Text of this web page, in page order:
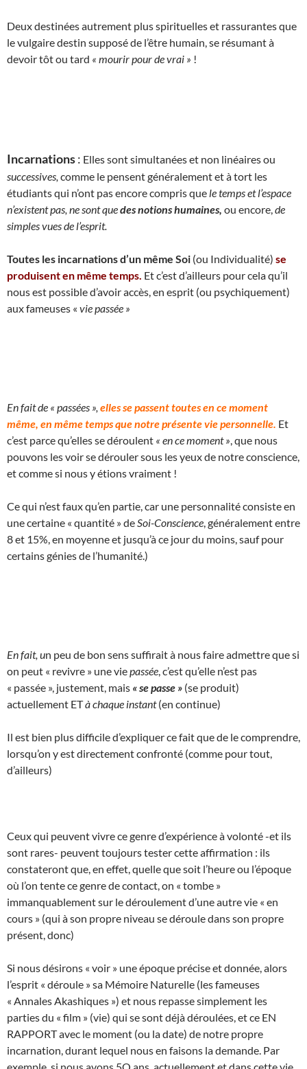
Deux destinées autrement plus spirituelles et rassurantes que
le vulgaire destin supposé de l’être humain, se résumant à
devoir tôt ou tard « mourir pour de vrai » !
Incarnations: Elles sont simultanées et non linéaires ou
successives, comme le pensent généralement et à tort les
étudiants qui n’ont pas encore compris que le temps et l’espace
n’existent pas, ne sont quedes notions humaines, ou encore, de
simples vues de l’esprit.
Toutes les incarnations d’un même Soi (ou Individualité) se
produisent en même temps. Et c’est d’ailleurs pour cela qu’il
nous est possible d’avoir accès, en esprit (ou psychiquement)
aux fameuses « vie passée »
En fait de « passées », elles se passent toutes en ce moment
même, en même temps que notre présente vie personnelle. Et
c’est parce qu’elles se déroulent « en ce moment » , que nous
pouvons les voir se dérouler sous les yeux de notre conscience,
et comme si nous y étions vraiment !
Ce qui n’est faux qu’en partie, car une personnalité consiste en
une certaine « quantité » de Soi-Conscience , généralement entre
8 et 15%, en moyenne et jusqu’à ce jour du moins, sauf pour
certains génies de l’humanité.)
En fait, un peu de bon sens suffirait à nous faire admettre que si
on peut « revivre » une viepassée , c’est qu’elle n’est pas
« passée », justement, mais « se passe » (se produit)
actuellement ETà chaque instant(en continue)
Il est bien plus difficile d’expliquer ce fait que de le comprendre,
lorsqu’on y est directement confronté (comme pour tout,
d’ailleurs)
Ceux qui peuvent vivre ce genre d’expérience à volonté -et ils
sont rares- peuvent toujours tester cette affirmation : ils
constateront que, en effet, quelle que soit l’heure ou l’époque
où l’on tente ce genre de contact, on « tombe »
immanquablement sur le déroulement d’une autre vie « en
cours » (qui à son propre niveau se déroule dans son propre
présent, donc)
Si nous désirons « voir » une époque précise et donnée, alors
l’esprit « déroule » sa Mémoire Naturelle (les fameuses
« Annales Akashiques ») et nous repasse simplement les
parties du « film » (vie) qui se sont déjà déroulées, et ce EN
RAPPORT avec le moment (ou la date) de notre propre
incarnation, durant lequel nous en faisons la demande. Par
exemple, si nous avons 5O ans, actuellement et dans cette vie,